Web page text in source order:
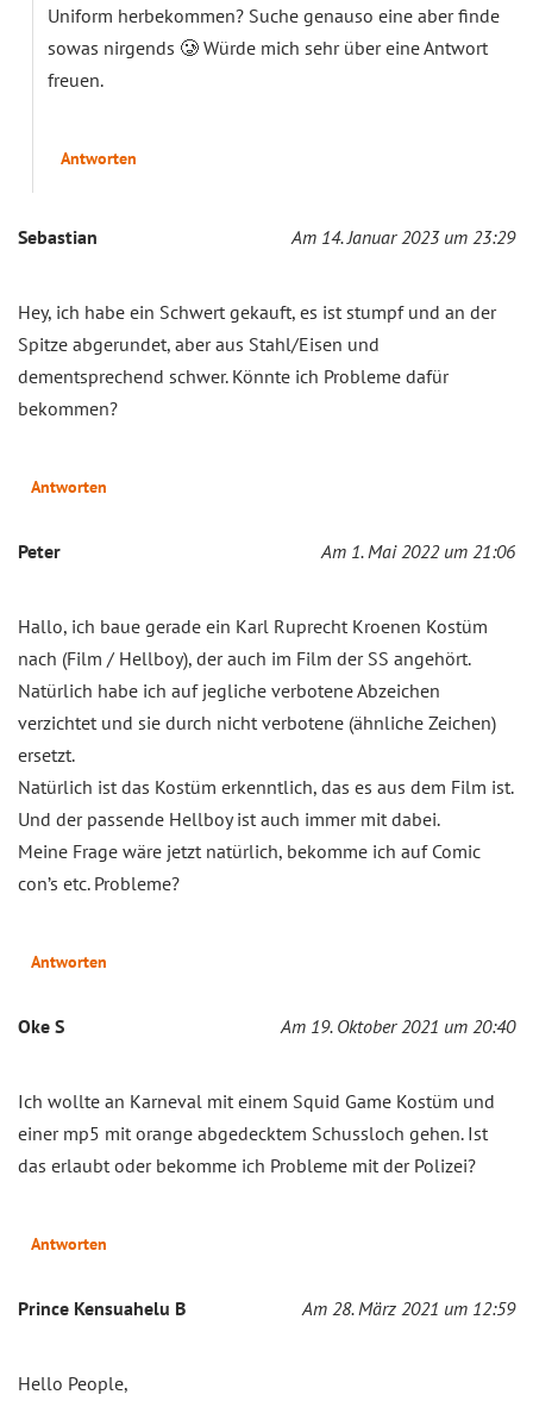
Uniform herbekommen? Suche genauso eine aber finde
sowas nirgends 🥲 Würde mich sehr über eine Antwort
freuen.
Antworten
Sebastian Am 14. Januar 2023 um 23:29
Hey, ich habe ein Schwert gekauft, es ist stumpf und an der
Spitze abgerundet, aber aus Stahl/Eisen und
dementsprechend schwer. Könnte ich Probleme dafür
bekommen?
Antworten
Peter Am 1. Mai 2022 um 21:06
Hallo, ich baue gerade ein Karl Ruprecht Kroenen Kostüm
nach (Film / Hellboy), der auch im Film der SS angehört.
Natürlich habe ich auf jegliche verbotene Abzeichen
verzichtet und sie durch nicht verbotene (ähnliche Zeichen)
ersetzt.
Natürlich ist das Kostüm erkenntlich, das es aus dem Film ist.
Und der passende Hellboy ist auch immer mit dabei.
Meine Frage wäre jetzt natürlich, bekomme ich auf Comic
con’s etc. Probleme?
Antworten
Oke S Am 19. Oktober 2021 um 20:40
Ich wollte an Karneval mit einem Squid Game Kostüm und
einer mp5 mit orange abgedecktem Schussloch gehen. Ist
das erlaubt oder bekomme ich Probleme mit der Polizei?
Antworten
Prince Kensuahelu B Am 28. März 2021 um 12:59
Hello People,